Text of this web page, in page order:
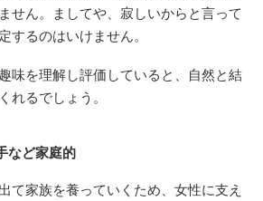
せん。ましてや、寂しいからと言って
するのはいけません。
味を理解し評価していると、自然と結
れるでしょう。
など家庭的
て家族を養っていくため、女性に支え